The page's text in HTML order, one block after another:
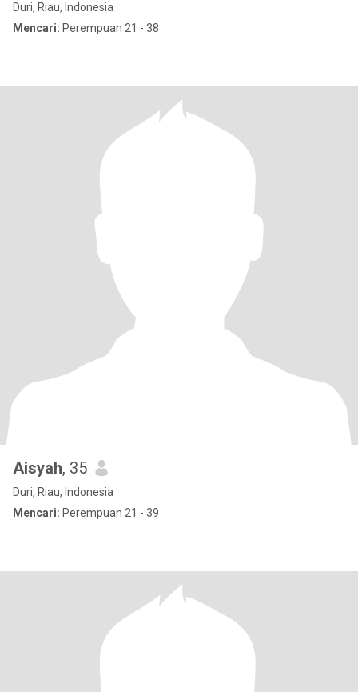
Duri, Riau, Indonesia
Mencari: Perempuan 21 - 38
Aisyah, 35
Duri, Riau, Indonesia
Mencari: Perempuan 21 - 39